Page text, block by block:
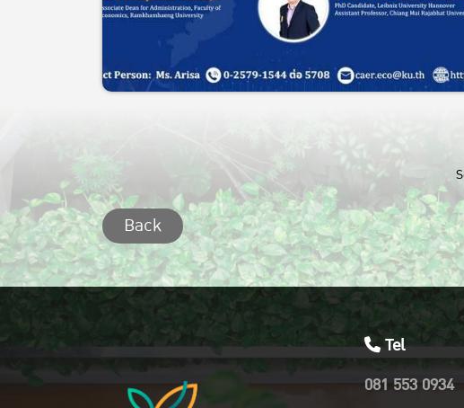
Back
Tel
081 553 0934